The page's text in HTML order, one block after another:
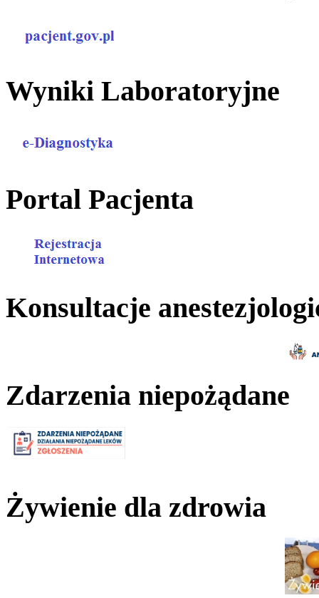
Wyniki Laboratoryjne
Portal Pacjenta
Konsultacje
Zdarzenia niepożądane
Żywienie dla zdrowia